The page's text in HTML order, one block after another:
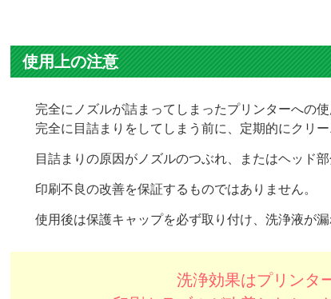
使用上の注意
完全にノズルが詰まってしまったプリンターへの
完全に目詰まりをしてしまう前に、定期的にクリ
目詰まりの原因がノズルのつぶれ、またはヘッド
印刷不良の改善を保証するものではありません。
使用後は保護キャップを必ず取り付け、洗浄液が
洗浄効果はプリンタ